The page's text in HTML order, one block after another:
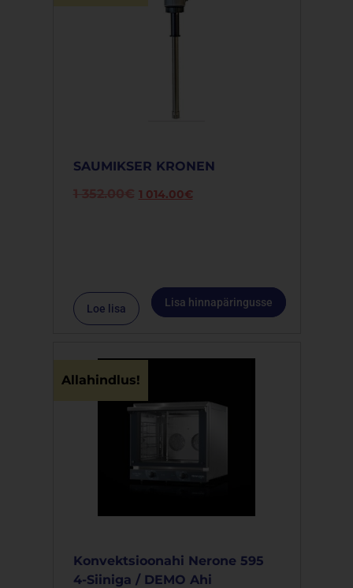
SAUMIKSER KRONEN
1 352.00€ 1 014.00€
Loe lisa Lisa hinnapäringusse
Allahindlus!
Konvektsioonahi Nerone 595
4-Siiniga / DEMO Ahi